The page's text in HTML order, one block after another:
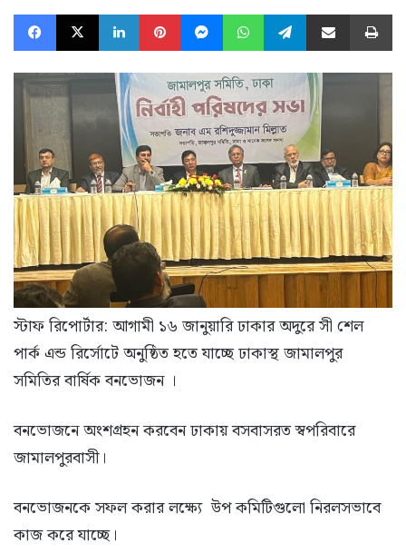
Facebook
X LinkedInPinterestMessengerWhatsAppTelegramShare via Email
স্টাফ রিপোর্টার: আগামী ১৬ জানুয়ারি ঢাকার অদুরে সী শেল
পার্ক এন্ড রির্সোটে অনুষ্ঠিত হতে যাচ্ছে ঢাকাস্থ জামালপুর
সমিতির বার্ষিক বনভোজন ।
বনভোজনে অংশগ্রহন করবেন ঢাকায় বসবাসরত স্বপরিবারে
জামালপুরবাসী।
বনভোজনকে সফল করার লক্ষ্যে উপ কমিটিগুলো নিরলসভাবে
কাজ করে যাচ্ছে।